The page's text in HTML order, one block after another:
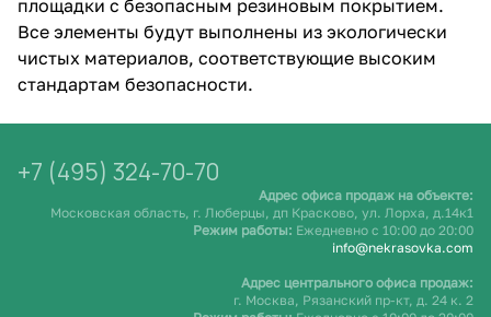
площадки с безопасным резиновым покрытием.
Все элементы будут выполнены из экологически
чистых материалов, соответствующие высоким
стандартам безопасности.
+7 (495) 324-70-70
Адрес офиса продаж на объекте:
Московская область, г. Люберцы, дп Красково, ул. Лорха, д.14к1
Режим работы: Ежедневно c 10:00 до 20:00
info@nekrasovka.com
Адрес центрального офиса продаж:
г. Москва, Рязанский пр-кт, д. 24 к. 2